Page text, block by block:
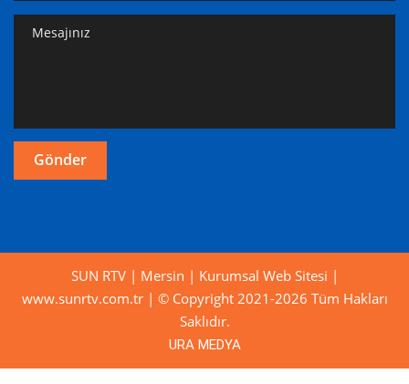
SUN RTV | Mersin | Kurumsal Web Sitesi |
www.sunrtv.com.tr | © Copyright 2021-2026 Tüm Hakları
Saklıdır.
URA MEDYA